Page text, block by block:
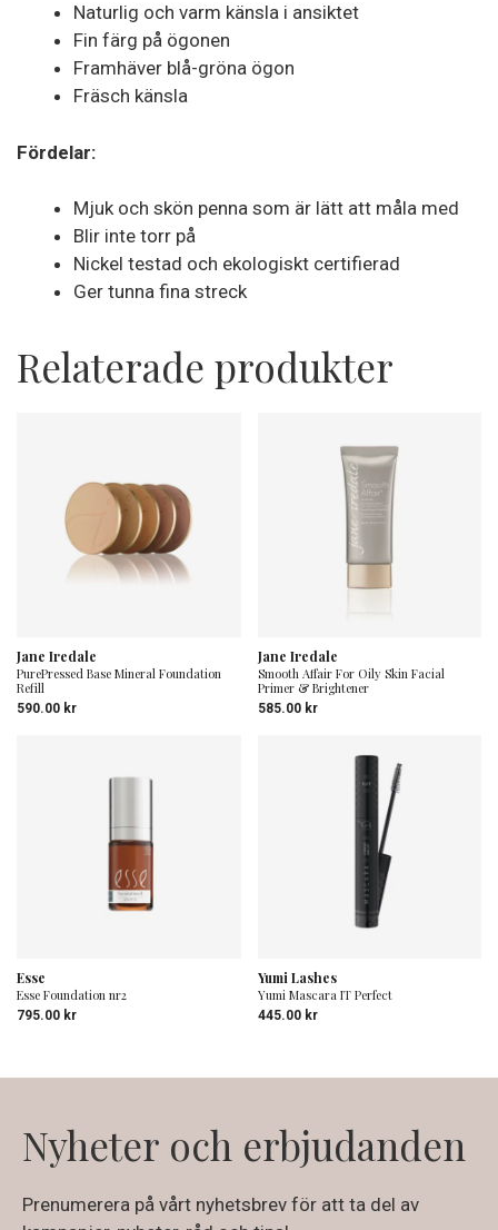
Naturlig och varm känsla i ansiktet
Fin färg på ögonen
Framhäver blå-gröna ögon
Fräsch känsla
Fördelar:
Mjuk och skön penna som är lätt att måla med
Blir inte torr på
Nickel testad och ekologiskt certifierad
Ger tunna fina streck
Relaterade produkter
Jane Iredale
PurePressed Base Mineral Foundation
Refill
590.00 kr
Jane Iredale
Smooth Affair For Oily Skin Facial
Primer & Brightener
585.00 kr
Esse
Esse Foundation nr2
795.00 kr
Yumi Lashes
Yumi Mascara IT Perfect
445.00 kr
Nyheter och erbjudanden
Prenumerera på vårt nyhetsbrev för att ta del av